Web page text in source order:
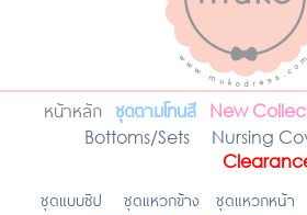
หน้าหลัก ชุดตามโทนสี New
Bottoms/Sets
Nursing
ชุดแบบซิป ชุดแหวกข้าง ชุดแหวกหน้า